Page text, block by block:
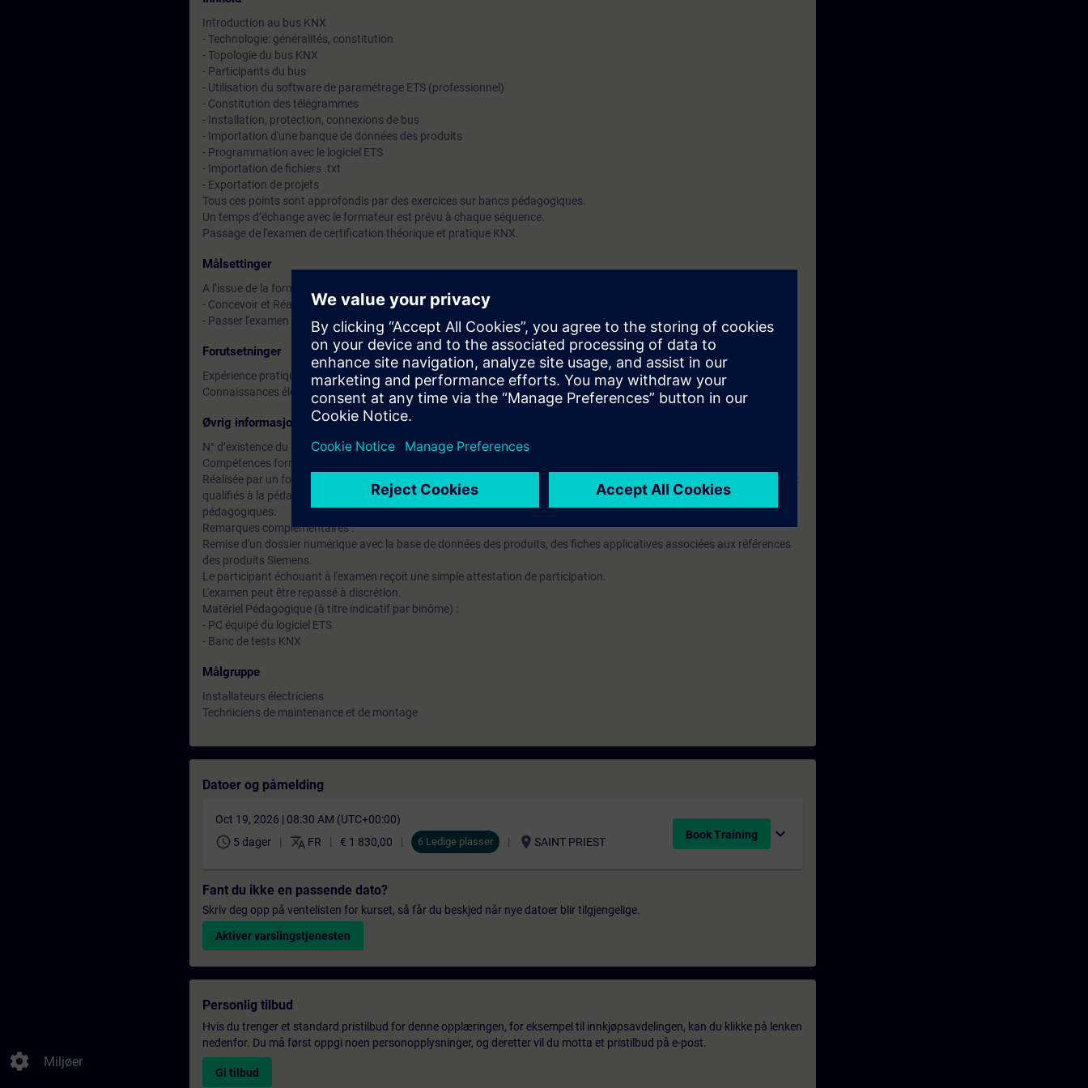
settings Miljøer
Introduction au bus KNX
- Technologie: généralités, constitution
- Topologie du bus KNX
- Participants du bus
- Utilisation du software de paramétrage ETS (professionnel)
- Constitution des télégrammes
- Installation, protection, connexions de bus
- Importation d'une banque de données des produits
- Programmation avec le logiciel ETS
- Importation de fichiers .txt
- Exportation de projets
Tous ces points sont approfondis par des exercices sur bancs pédagogiques.
Un temps d’échange avec le formateur est prévu à chaque séquence.
Passage de l'examen de certification théorique et pratique KNX.
Målsettinger
A l’issue de la formation, le stagiaire sera capable de :
- Concevoir et Réaliser une installation KNX dans les règles de l'art.
- Passer l'examen KNX en vu de l'obtention du certificat KNX.
Forutsetninger
Expérience pratique dans le domaine de la technique des installations électriques
Connaissances élémentaires de WINDOWS.
Øvrig informasjon
N° d’existence du centre de formation SITRAIN : 11 93 00 205 93
Compétences formateur :
Réalisée par un formateur certifié KNX assurant au quotidien des missions techniques auprès des entreprises, formés et
qualifiés à la pédagogie des adultes avec un suivi et une actualisation de leurs compétences théoriques, pratiques, et
pédagogiques.
Remarques complémentaires :
Remise d'un dossier numérique avec la base de données des produits, des fiches applicatives associées aux références
des produits Siemens.
Le participant échouant à l'examen reçoit une simple attestation de participation.
L'examen peut être repassé à discrétion.
Matériel Pédagogique (à titre indicatif par binôme) :
- PC équipé du logiciel ETS
- Banc de tests KNX
Målgruppe
Installateurs électriciens
Techniciens de maintenance et de montage
Datoer og påmelding
Oct 19, 2026 | 08:30 AM (UTC+00:00)
schedule 5 dager translate FR € 1 830,00 6 Ledige plasser location_on SAINT PRIEST
Book Training expand_more
Fant du ikke en passende dato?
Skriv deg opp på ventelisten for kurset, så får du beskjed når nye datoer blir tilgjengelige.
Aktiver varslingstjenesten
Personlig tilbud
Hvis du trenger et standard pristilbud for denne opplæringen, for eksempel til innkjøpsavdelingen, kan du klikke på lenken
nedenfor. Du må først oppgi noen personopplysninger, og deretter vil du motta et pristilbud på e-post.
Gi tilbud